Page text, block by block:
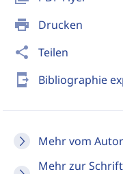
print Drucken
share Teilen
send_to_mobile Bibliographie
Mehr vom
Mehr zur